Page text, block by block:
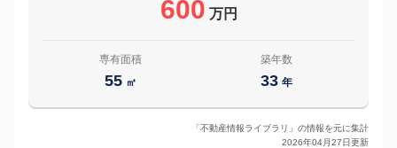
600 万円
専有面積
55 ㎡
築年数
33 年
「不動産情報ライブラリ」の情報を元に集計
2026年04月27日更新